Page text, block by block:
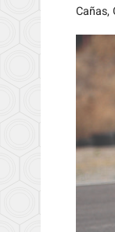
Cañas,